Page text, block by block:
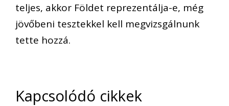
teljes, akkor Földet reprezentálja-e, még
jövőbeni tesztekkel kell megvizsgálnunk
tette hozzá.
Kapcsolódó cikkek